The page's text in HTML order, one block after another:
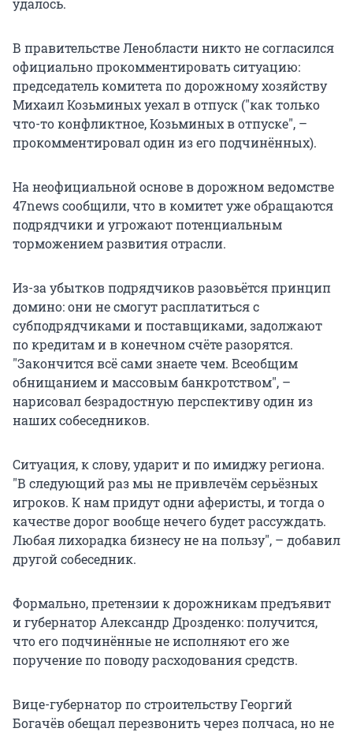
В правительстве Ленобласти никто не согласился
официально прокомментировать ситуацию:
председатель комитета по дорожному хозяйству
Михаил Козьминых уехал в отпуск ("как только
что-то конфликтное, Козьминых в отпуске", –
прокомментировал один из его подчинённых).
На неофициальной основе в дорожном ведомстве
47news сообщили, что в комитет уже обращаются
подрядчики и угрожают потенциальным
торможением развития отрасли.
Из-за убытков подрядчиков разовьётся принцип
домино: они не смогут расплатиться с
субподрядчиками и поставщиками, задолжают
по кредитам и в конечном счёте разорятся.
"Закончится всё сами знаете чем. Всеобщим
обнищанием и массовым банкротством", –
нарисовал безрадостную перспективу один из
наших собеседников.
Ситуация, к слову, ударит и по имиджу региона.
"В следующий раз мы не привлечём серьёзных
игроков. К нам придут одни аферисты, и тогда о
качестве дорог вообще нечего будет рассуждать.
Любая лихорадка бизнесу не на пользу", – добавил
другой собеседник.
Формально, претензии к дорожникам предъявит
и губернатор Александр Дрозденко: получится,
что его подчинённые не исполняют его же
поручение по поводу расходования средств.
Вице-губернатор по строительству Георгий
Богачёв обещал перезвонить через полчаса, но не